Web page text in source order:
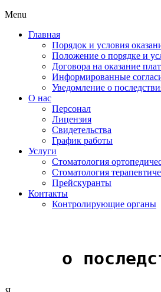
Menu
Главная
Порядок и условия
Положение о порядке и
Договора на оказание
Информированные
Уведомление о
О нас
Персонал
Лицензия
Свидетельства
График работы
Услуги
Стоматология
Стоматология
Прейскуранты
Контакты
Контролирующие органы
о